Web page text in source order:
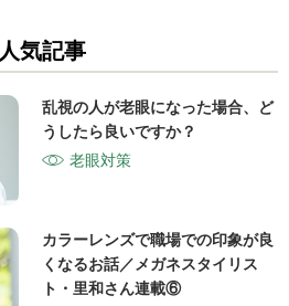
人気記事
乱視の人が老眼になった場合、ど
うしたら良いですか？
老眼対策
カラーレンズで職場での印象が良
くなるお話／メガネスタイリス
ト・里和さん連載⑥